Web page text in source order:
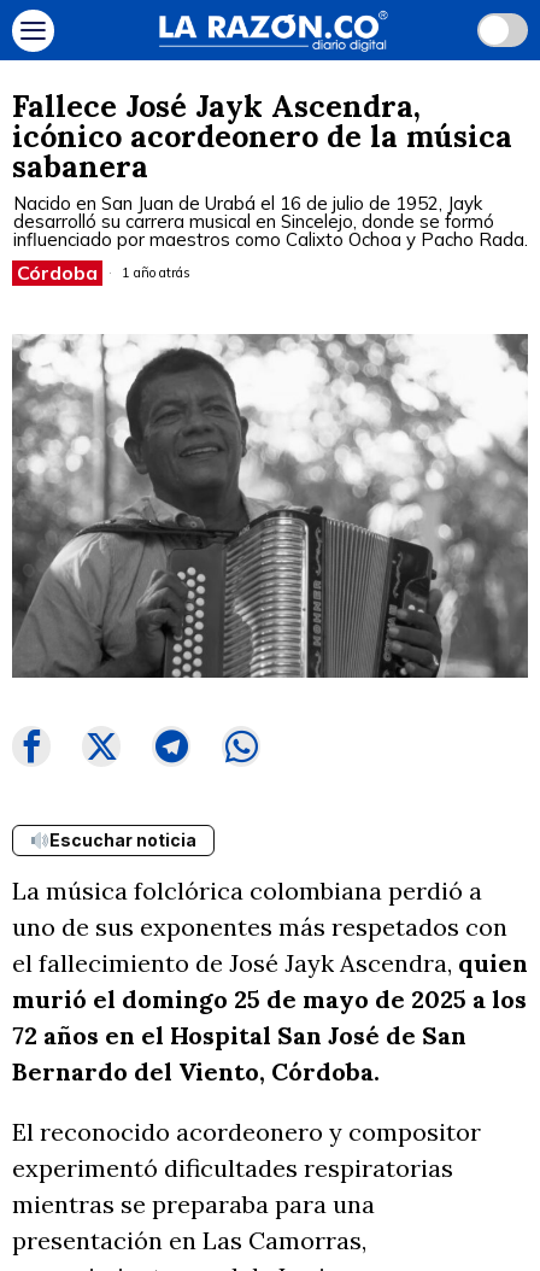
Fallece José Jayk Ascendra,
icónico acordeonero de la música
sabanera
Nacido en San Juan de Urabá el 16 de julio de 1952, Jayk
desarrolló su carrera musical en Sincelejo, donde se formó
influenciado por maestros como Calixto Ochoa y Pacho Rada.
Córdoba 1 año atrás
Escuchar noticia
La música folclórica colombiana perdió a
uno de sus exponentes más respetados con
el fallecimiento de José Jayk Ascendra, quien
murió el domingo 25 de mayo de 2025 a los
72 años en el Hospital San José de San
Bernardo del Viento, Córdoba.
El reconocido acordeonero y compositor
experimentó dificultades respiratorias
mientras se preparaba para una
presentación en Las Camorras,